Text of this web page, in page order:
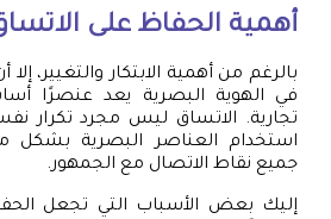
أهمية الحفاظ على
بالرغم من أهمية الابتكار والتغيير،
في الهوية البصرية يعد عنصرًا
تجارية. الاتساق ليس مجرد تكرار
استخدام العناصر البصرية بشكل
جميع نقاط الاتصال مع الجمهور.
إليك بعض الأسباب التي تجعل